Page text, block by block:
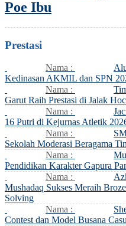
Poe Ibu
Prestasi
Nama :
Kedinasan AKMIL dan SPN
Nama :
Garut Raih Prestasi di Jalak
Nama :
16 Putri di Kejurnas Atletik
Nama :
Sekolah Moderasi Beragama
Nama :
Pendidikan Karakter Gapura
Nama :
Mushadaq Sukses Meraih
Solving
Nama :
Contest dan Model Busana